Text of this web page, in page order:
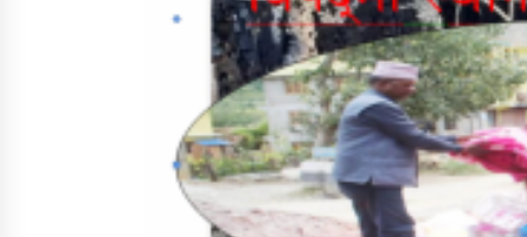
तातोपानी गाउँपालिकाको न्यायिक समिति सम्बन्धी